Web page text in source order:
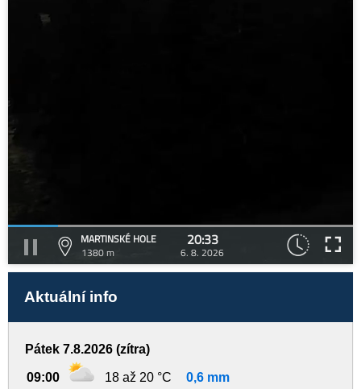
MARTINSKÉ HOLE
1380 m
20:33
6. 8. 2026
Aktuální info
Pátek 7.8.2026 (zítra)
09:00 18 až 20 °C 0,6 mm